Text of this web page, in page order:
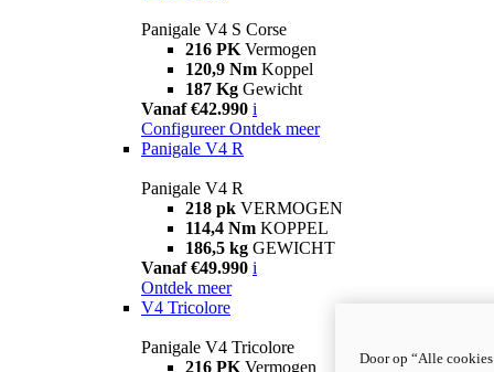
Panigale V4 S Corse
216 PK Vermogen
120,9 Nm Koppel
187 Kg Gewicht
Vanaf €42.990 i
Configureer Ontdek meer
Panigale V4 R
Panigale V4 R
218 pk VERMOGEN
114,4 Nm KOPPEL
186,5 kg GEWICHT
Vanaf €49.990 i
Ontdek meer
V4 Tricolore
Panigale V4 Tricolore
216 PK Vermogen
Door op “Alle